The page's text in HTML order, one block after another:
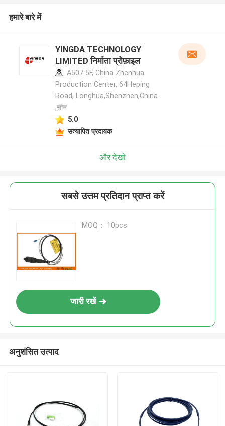
हमारे बारे में
YINGDA TECHNOLOGY
LIMITED निर्माता प्रोफ़ाइल
A507 5F, China Zhenhua
Production Center, 64Heping
Road, Longhua,Shenzhen,China
,चीन
5.0
सत्यापित प्रदायक
और देखो
सबसे उत्तम प्रतिदान प्राप्त करें
MOQ： 10pcs
जारी रखें
अनुशंसित उत्पाद